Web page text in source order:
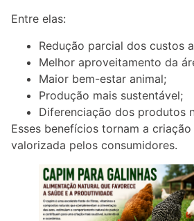
Entre elas:
Redução parcial dos custos
Melhor aproveitamento da
Maior bem-estar animal;
Produção mais sustentável;
Diferenciação dos produtos
Esses benefícios tornam a
valorizada pelos consumidores.